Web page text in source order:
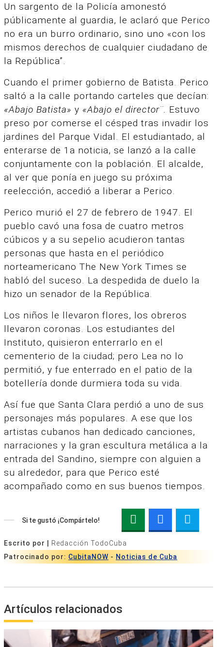
Un sargento de la Policía amonestó
públicamente al guardia, le aclaró que Perico
no era un burro ordinario, sino uno «con los
mismos derechos de cualquier ciudadano de
la República”.
Cuando el primer gobierno de Batista. Perico
saltó a la calle portando carteles que decían:
«Abajo Batista» y «Abajo el director¨. Estuvo
preso por comerse el césped tras invadir los
jardines del Parque Vidal. El estudiantado, al
enterarse de 1a noticia, se lanzó a la calle
conjuntamente con la población. El alcalde,
al ver que ponía en juego su próxima
reelección, accedió a liberar a Perico.
Perico murió el 27 de febrero de 1947. El
pueblo cavó una fosa de cuatro metros
cúbicos y a su sepelio acudieron tantas
personas que hasta en el periódico
norteamericano The New York Times se
habló del suceso. La despedida de duelo la
hizo un senador de la República.
Los niños le llevaron flores, los obreros
llevaron coronas. Los estudiantes del
Instituto, quisieron enterrarlo en el
cementerio de la ciudad; pero Lea no lo
permitió, y fue enterrado en el patio de la
botellería donde durmiera toda su vida.
Así fue que Santa Clara perdió a uno de sus
personajes más populares. A ese que los
artistas cubanos han dedicado canciones,
narraciones y la gran escultura metálica a la
entrada del Sandino, siempre con alguien a
su alrededor, para que Perico esté
acompañado como en sus buenos tiempos.
Si te gustó ¡Compártelo!
Escrito por |
Redacción TodoCuba
Patrocinado por: CubitaNOW - Noticias de Cuba
Artículos relacionados